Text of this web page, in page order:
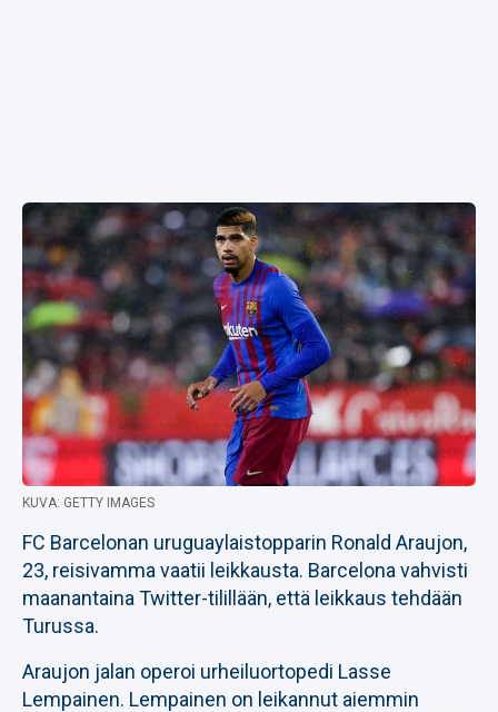
KUVA: GETTY IMAGES
FC Barcelonan uruguaylaistopparin Ronald Araujon,
23, reisivamma vaatii leikkausta. Barcelona vahvisti
maanantaina Twitter-tilillään, että leikkaus tehdään
Turussa.
Araujon jalan operoi urheiluortopedi Lasse
Lempainen. Lempainen on leikannut aiemmin